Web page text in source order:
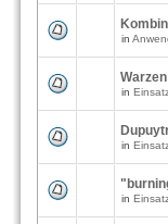
in
in
in
in